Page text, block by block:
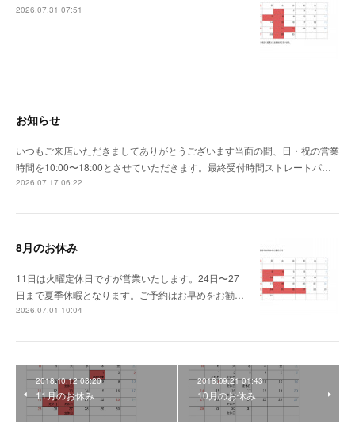
2026.07.31 07:51
お知らせ
いつもご来店いただきましてありがとうございます当面の間、日・祝の営業
時間を10:00〜18:00とさせていただきます。最終受付時間ストレートパ…
2026.07.17 06:22
8月のお休み
11日は火曜定休日ですが営業いたします。24日〜27
日まで夏季休暇となります。ご予約はお早めをお勧…
2026.07.01 10:04
2018.10.12 03:20
11月のお休み
2018.09.21 01:43
10月のお休み